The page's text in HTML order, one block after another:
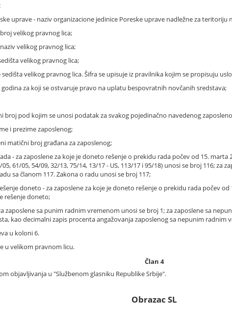
uprave - naziv organizacione jedinice Poreske uprave nadležne za teritoriju
velikog pravnog lica;
velikog pravnog lica;
velikog pravnog lica;
sedišta velikog pravnog lica. Šifra se upisuje iz pravilnika kojim se propisuju
godina za koji se ostvaruje pravo na uplatu bespovratnih novčanih sredstava;
broj pod kojim se unosi podatak za svakog pojedinačno navedenog
i prezime zaposlenog;
matični broj građana za zaposlenog;
- za zaposlene za koje je doneto rešenje o prekidu rada počev od 15. marta
61/05, 54/09, 32/13, 75/14, 13/17 - US, 113/17 i 95/18) unosi se broj 116;
sa članom 117. Zakona o radu unosi se broj 117;
doneto - za zaposlene za koje je doneto rešenje o prekidu rada počev od
rešenje doneto;
zaposlene sa punim radnim vremenom unosi se broj 1; za zaposlene sa
kao decimalni zapis procenta angažovanja zaposlenog sa nepunim
u koloni 6.
u velikom pravnom licu.
Član 4
objavljivanja u "Službenom glasniku Republike Srbije".
Obrazac SL